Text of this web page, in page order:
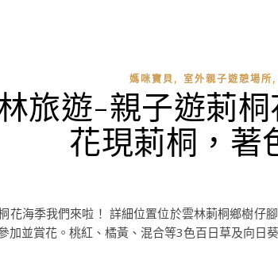
媽咪寶貝, 室外親子遊憩場所,
旅遊-親子遊莿
花現莿桐，著
花海季我們來啦！ 詳細位置位於雲林莿桐鄉樹仔
加並賞花。桃紅、橘黃、混合等3色百日草及向日